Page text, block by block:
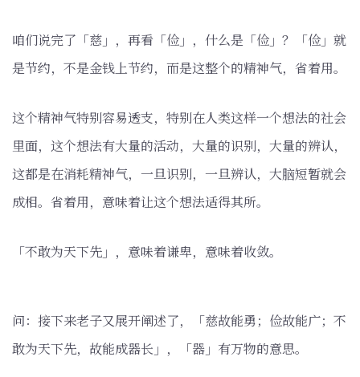
咱们说完了「慈」，再看「俭」，什么是「俭」？「俭」就
是节约，不是金钱上节约，而是这整个的精神气，省着用。
这个精神气特别容易透支，特别在人类这样一个想法的社会
里面，这个想法有大量的活动，大量的识别，大量的辨认，
这都是在消耗精神气，一旦识别，一旦辨认，大脑短暂就会
成相。省着用，意味着让这个想法适得其所。
「不敢为天下先」，意味着谦卑，意味着收敛。
问：接下来老子又展开阐述了，「慈故能勇；俭故能广；不
敢为天下先，故能成器长」，「器」有万物的意思。